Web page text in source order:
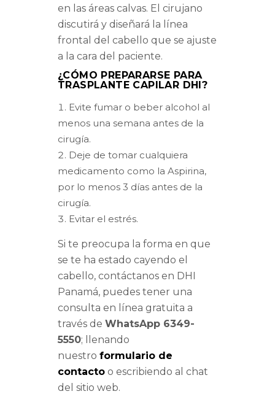
en las áreas calvas. El cirujano
discutirá y diseñará la línea
frontal del cabello que se ajuste
a la cara del paciente.
¿CÓMO PREPARARSE PARA
TRASPLANTE CAPILAR DHI?
Evite fumar o beber alcohol al
menos una semana antes de la
cirugía.
Deje de tomar cualquiera
medicamento como la Aspirina,
por lo menos 3 días antes de la
cirugía.
Evitar el estrés.
Si te preocupa la forma en que
se te ha estado cayendo el
cabello, contáctanos en DHI
Panamá, puedes tener una
consulta en línea gratuita a
través de WhatsApp 6349-
5550; llenando
nuestro formulario de
contacto o escribiendo al chat
del sitio web.